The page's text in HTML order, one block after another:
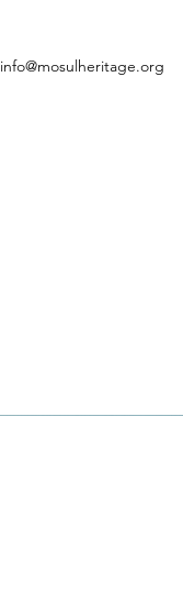
info@mosulheritage.org